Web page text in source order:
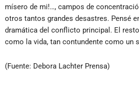
mísero de mi!…, campos de
otros tantos grandes desastres. Pensé
dramática del conflicto principal. El
como la vida, tan contundente como un
(Fuente: Debora Lachter Prensa)